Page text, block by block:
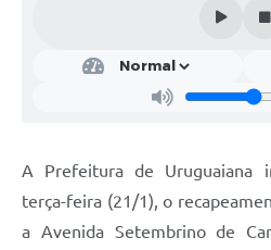
Links
A Prefeitura de Uruguaiana
terça-feira (21/1), o
a Avenida Setembrino de